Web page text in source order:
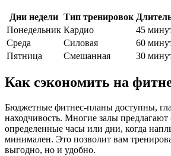
Дни недели Тип тренировок
Понедельник Кардио
45
Среда
Силовая
60
Пятница
Смешанная 30
Как сэкономить на
Бюджетные фитнес-планы доступны,
находчивость. Многие залы предлагают
определенные часы или дни, когда
минимален. Это позволит вам
выгодно, но и удобно.